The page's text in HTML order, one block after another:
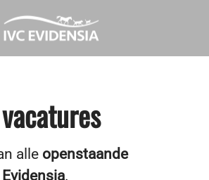
vacatures
alle openstaande
Evidensia.